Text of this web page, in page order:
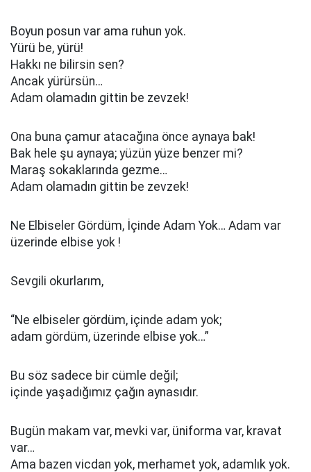
Boyun posun var ama ruhun yok.
Yürü be, yürü!
Hakkı ne bilirsin sen?
Ancak yürürsün…
Adam olamadın gittin be zevzek!
Ona buna çamur atacağına önce aynaya bak!
Bak hele şu aynaya; yüzün yüze benzer mi?
Maraş sokaklarında gezme…
Adam olamadın gittin be zevzek!
Ne Elbiseler Gördüm, İçinde Adam Yok… Adam var
üzerinde elbise yok !
Sevgili okurlarım,
“Ne elbiseler gördüm, içinde adam yok;
adam gördüm, üzerinde elbise yok…”
Bu söz sadece bir cümle değil;
içinde yaşadığımız çağın aynasıdır.
Bugün makam var, mevki var, üniforma var, kravat
var…
Ama bazen vicdan yok, merhamet yok, adamlık yok.